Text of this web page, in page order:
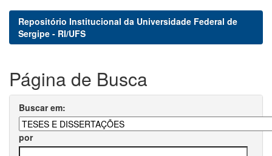
Repositório Institucional da Universidade Federal de
Sergipe - RI/UFS
Página de Busca
Buscar em:
por